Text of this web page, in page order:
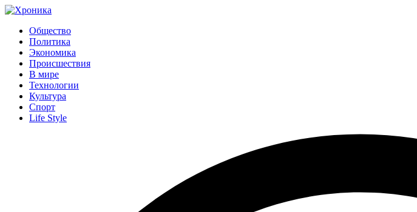
Общество
Политика
Экономика
Происшествия
В мире
Технологии
Культура
Спорт
Life Style